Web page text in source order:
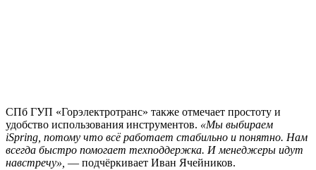
СПб ГУП «Горэлектротранс» также отмечает простоту и
удобство использования инструментов. «Мы выбираем
iSpring, потому что всё работает стабильно и понятно. Нам
всегда быстро помогает техподдержка. И менеджеры идут
навстречу», — подчёркивает Иван Ячейников.